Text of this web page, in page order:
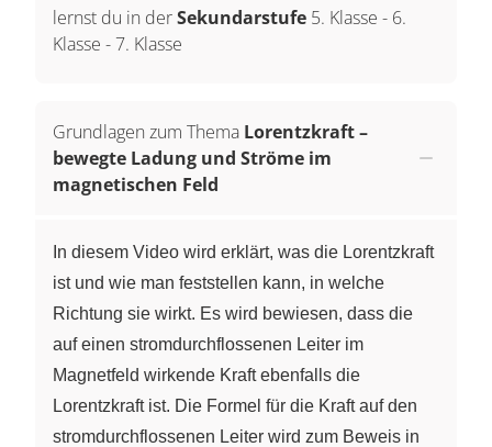
lernst du in derSekundarstufe 5. Klasse - 6.
Klasse -7. Klasse
Grundlagen zum Thema Lorentzkraft –
bewegte Ladung und Ströme im
magnetischen Feld
In diesem Video wird erklärt, was die Lorentzkraft
ist und wie man feststellen kann, in welche
Richtung sie wirkt. Es wird bewiesen, dass die
auf einen stromdurchflossenen Leiter im
Magnetfeld wirkende Kraft ebenfalls die
Lorentzkraft ist. Die Formel für die Kraft auf den
stromdurchflossenen Leiter wird zum Beweis in